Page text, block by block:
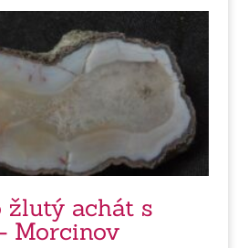
achát s
Morcinov